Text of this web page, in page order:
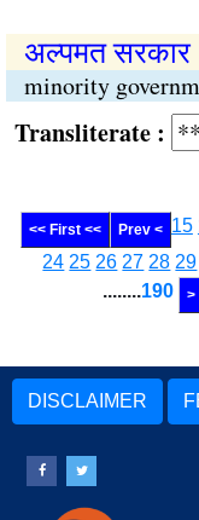
अल्पमत सरकार
minority
:
<< First << Prev < 15
24 25 26 27 28 29
........190 >
DISCLAIMER